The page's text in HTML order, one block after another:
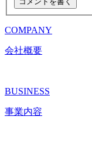
COMPANY
会社概要
BUSINESS
事業内容